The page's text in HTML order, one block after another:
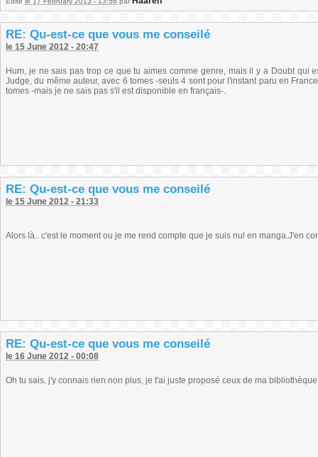
RE: Qu-est-ce que vous me conseilé
le 15 June 2012 - 20:47
Hum, je ne sais pas trop ce que tu aimes comme genre, mais il y a Doubt qui
Judge, du même auteur, avec 6 tomes -seuls 4 sont pour l'instant paru en
tomes -mais je ne sais pas s'il est disponible en français-.
RE: Qu-est-ce que vous me conseilé
le 15 June 2012 - 21:33
Alors là.. c'est le moment ou je me rend compte que je suis nul en manga.J'en
RE: Qu-est-ce que vous me conseilé
le 16 June 2012 - 00:08
Oh tu sais, j'y connais rien non plus, je t'ai juste proposé ceux de ma